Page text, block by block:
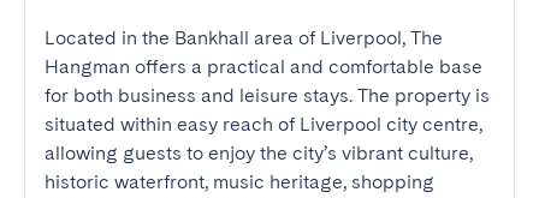
Located in the Bankhall area of Liverpool, The
Hangman offers a practical and comfortable base
for both business and leisure stays. The property is
situated within easy reach of Liverpool city centre,
allowing guests to enjoy the city’s vibrant culture,
historic waterfront, music heritage, shopping